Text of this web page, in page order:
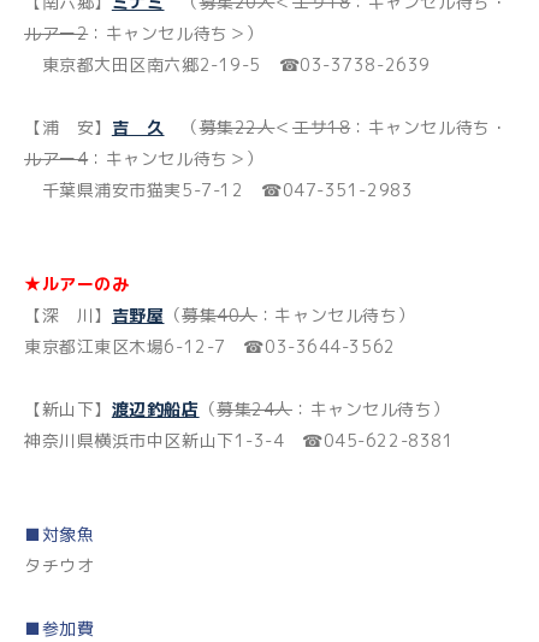
ルアー2：キャンセル待ち＞）
東京都大田区南六郷2-19-5 ☎03-3738-2639
【浦 安】 吉 久 （募集22人＜ エサ18：キャンセル待ち・
ルアー4：キャンセル待ち＞）
千葉県浦安市猫実5-7-12 ☎047-351-2983
★ルアーのみ
【深 川】 吉野屋 （募集40人：キャンセル待ち）
東京都江東区木場6-12-7 ☎03-3644-3562
【新山下】 渡辺釣船店 （募集24人 ：キャンセル待ち）
神奈川県横浜市中区新山下1-3-4 ☎045-622-8381
■対象魚
タチウオ
■参加費